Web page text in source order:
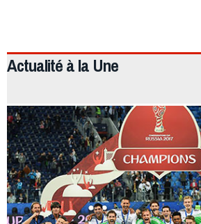
Actualité à la Une